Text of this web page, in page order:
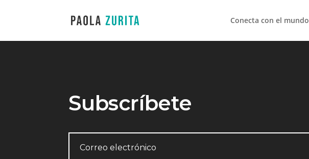
Conecta con el mundo
Subscríbete